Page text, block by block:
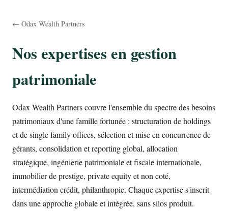
← Odax Wealth Partners
Nos expertises en gestion
patrimoniale
Odax Wealth Partners couvre l'ensemble du spectre des besoins
patrimoniaux d'une famille fortunée : structuration de holdings
et de single family offices, sélection et mise en concurrence de
gérants, consolidation et reporting global, allocation
stratégique, ingénierie patrimoniale et fiscale internationale,
immobilier de prestige, private equity et non coté,
intermédiation crédit, philanthropie. Chaque expertise s'inscrit
dans une approche globale et intégrée, sans silos produit.